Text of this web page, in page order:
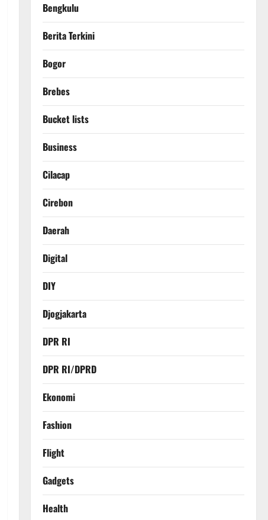
Bengkulu
Berita Terkini
Bogor
Brebes
Bucket lists
Business
Cilacap
Cirebon
Daerah
Digital
DIY
Djogjakarta
DPR RI
DPR RI/DPRD
Ekonomi
Fashion
Flight
Gadgets
Health